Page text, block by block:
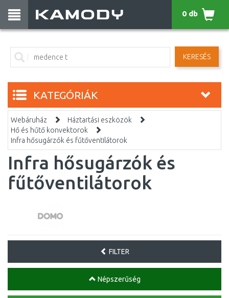
KERESÉS
0 db
KATEGÓRIÁK
Webáruház
Háztartási eszközök
Hő és hűtő konvektorok
Infra hősugárzók és fűtőventilátorok
Infra hősugárzók és
fűtőventilátorok
FILTER
Népszerűség